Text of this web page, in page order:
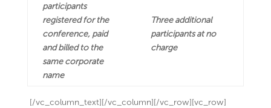
participants
registered for the
conference, paid
and billed to the
same corporate
name
Three additional
participants at no
charge
[/vc_column_text][/vc_column][/vc_row][vc_row]